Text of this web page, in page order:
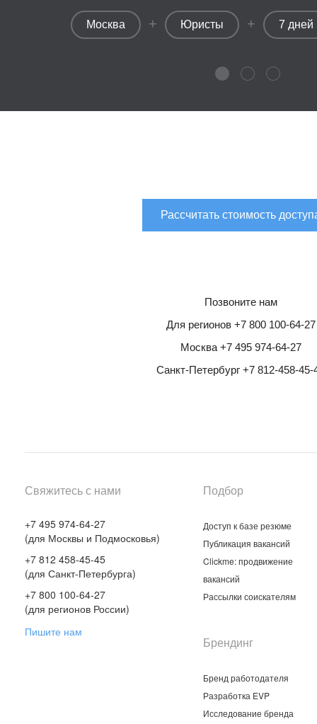
Москва + Юристы + 7 дней
Рассчитать стоимость
Позвоните нам
Для регионов +7 800 100-64-27
Москва +7 495 974-64-27
Санкт-Петербург +7 812-458-45-
Свяжитесь с нами
+7 495 974-64-27
(для Москвы и Подмосковья)
+7 812 458-45-45
(для Санкт-Петербурга)
+7 800 100-64-27
(для регионов России)
Пишите нам
Подбор
Доступ к базе резюме
Публикация вакансий
Clickme: продвижение
вакансий
Рассылки соискателям
Брендинг
Бренд работодателя
Разработка EVP
Исследование бренда